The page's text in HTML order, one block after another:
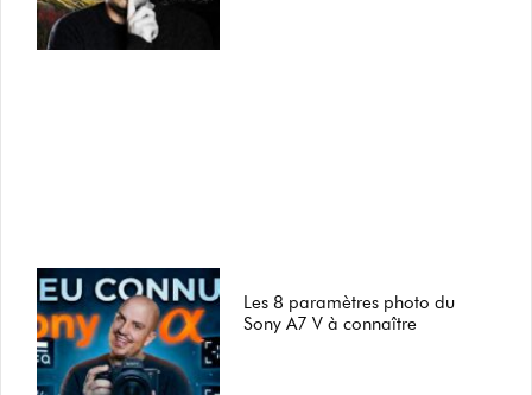
Les 8 paramètres photo du
Sony A7 V à connaître